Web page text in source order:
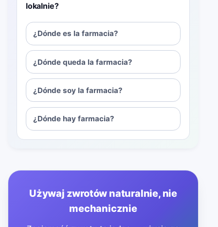
lokalnie?
¿Dónde es la farmacia?
¿Dónde queda la farmacia?
¿Dónde soy la farmacia?
¿Dónde hay farmacia?
Używaj zwrotów naturalnie, nie
mechanicznie